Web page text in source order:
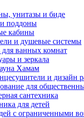
унитазы и биде
поддоны
кабины
и душевые системы
ванных комнат
и зеркала
Хамам
и дизайн
для
сантехника
для детей
с ограниченными